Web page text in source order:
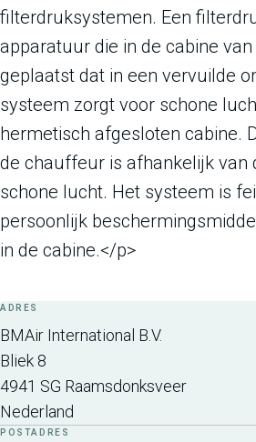
filterdruksystemen. Een
apparatuur die in de cabine
geplaatst dat in een vervuilde
systeem zorgt voor schone
hermetisch afgesloten cabine.
de chauffeur is afhankelijk van
schone lucht. Het systeem is
persoonlijk
in de cabine.</p>
ADRES
BMAir International B.V.
Bliek 8
4941 SG Raamsdonksveer
Nederland
POSTADRES